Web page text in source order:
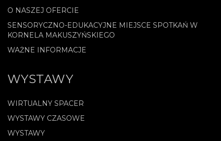
O NASZEJ OFERCIE
SENSORYCZNO-EDUKACYJNE MIEJSCE SPOTKAŃ W
KORNELA MAKUSZYŃSKIEGO
WAŻNE INFORMACJE
WYSTAWY
WIRTUALNY SPACER
WYSTAWY CZASOWE
WYSTAWY